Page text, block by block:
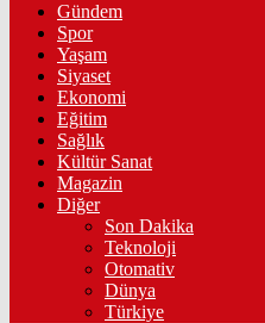
Gündem
Spor
Yaşam
Siyaset
Ekonomi
Eğitim
Sağlık
Kültür Sanat
Magazin
Diğer
Son Dakika
Teknoloji
Otomativ
Dünya
Türkiye